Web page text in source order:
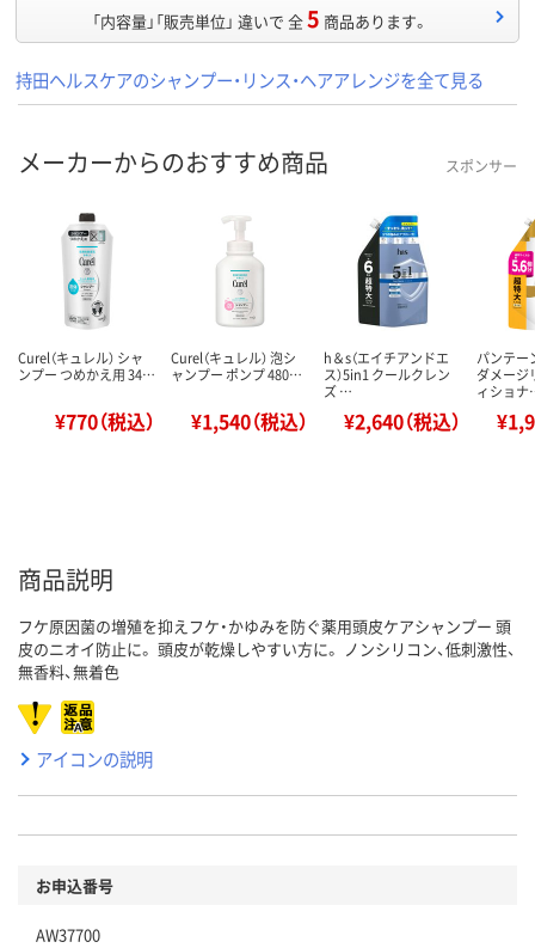
「内容量」「販売単位」 違いで 全5 商品あります。
持田ヘルスケアのシャンプー・リンス・ヘアアレンジを全て見る
メーカーからのおすすめ商品 スポンサー
Curel（キュレル） シャ
ンプー つめかえ用 34…
¥770（税込）
Curel（キュレル） 泡シ
ャンプー ポンプ 480…
¥1,540（税込）
h＆s（エイチアンドエ
ス）5in1 クールクレン
ズ …
¥2,640（税込）
パンテー
ダメージ
ィショ
商品説明
フケ原因菌の増殖を抑えフケ・かゆみを防ぐ薬用頭皮ケアシャンプー 頭
皮のニオイ防止に。 頭皮が乾燥しやすい方に。 ノンシリコン、低刺激性、
無香料、無着色
アイコンの説明
お申込番号
AW37700